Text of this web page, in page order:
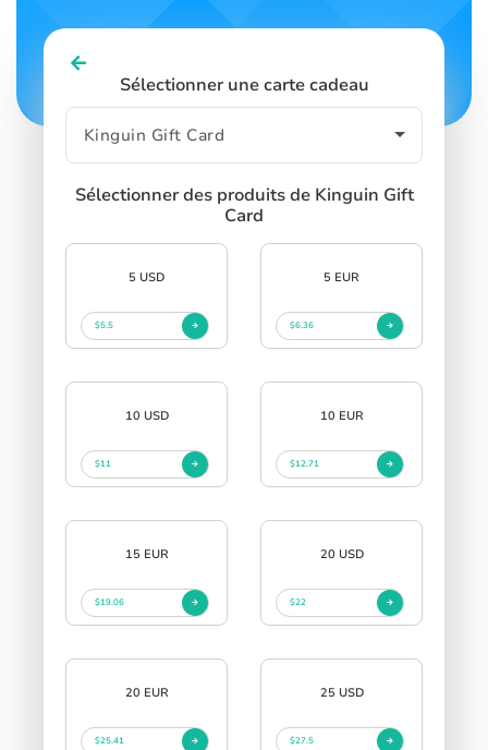
Sélectionner une carte cadeau
Sélectionner des produits de Kinguin Gift
Card
5 USD
$5.5
5 EUR
$6.36
10 USD
$11
10 EUR
$12.71
15 EUR
$19.06
20 USD
$22
20 EUR
$25.41
25 USD
$27.5